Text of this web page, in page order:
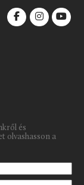
és
olvashasson a